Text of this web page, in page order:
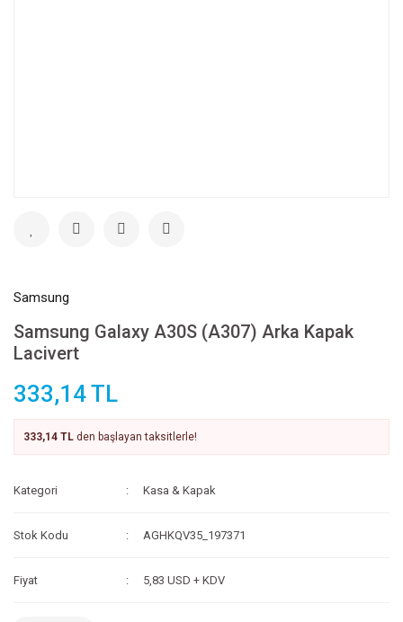
Samsung
Samsung Galaxy A30S (A307) Arka Kapak
Lacivert
333,14 TL
333,14 TL den başlayan taksitlerle!
Kategori Kasa & Kapak
Stok Kodu AGHKQV35_197371
Fiyat 5,83 USD + KDV